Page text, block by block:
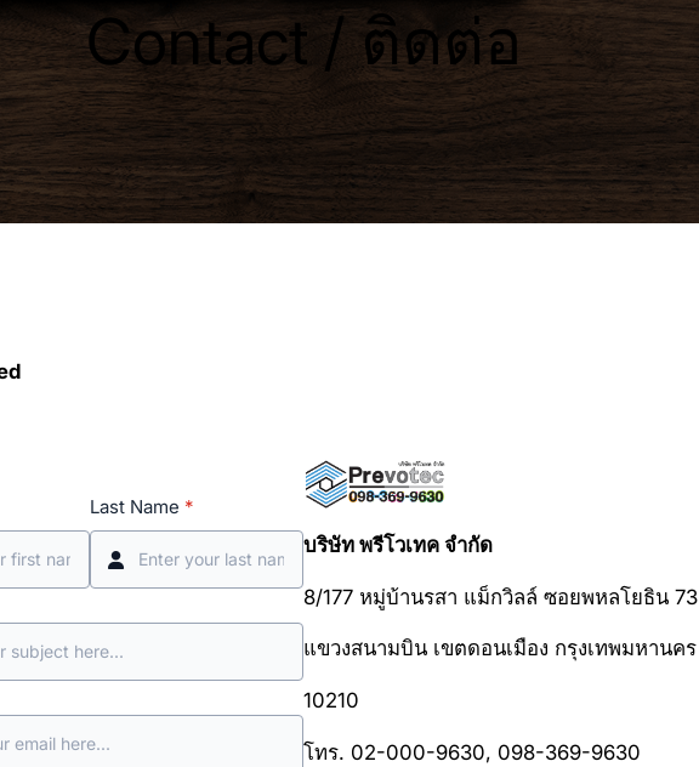
Contact / ติดต่อ
Last Name *
บริษัท พรีโวเทค จำกัด
8/177 หมู่บ้านรสา แม็กวิลล์ ซอยพหลโยธิน 73
แขวงสนามบิน เขตดอนเมือง กรุงเทพมหานคร
10210
โทร. 02-000-9630, 098-369-9630